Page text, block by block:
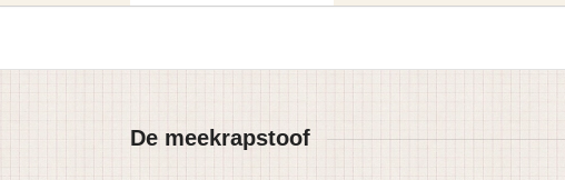
De meekrapstoof